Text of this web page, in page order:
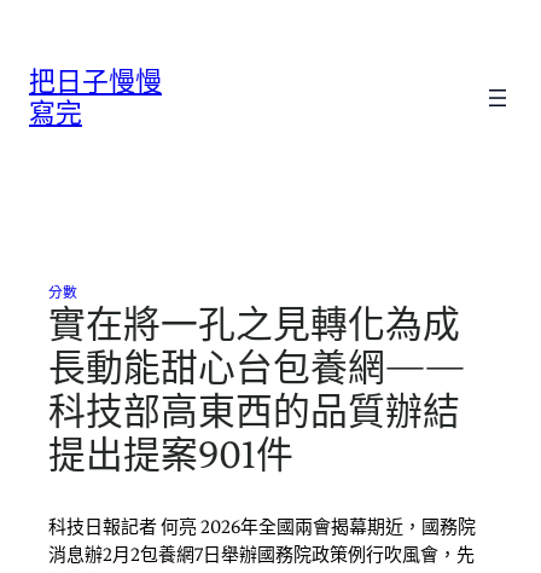
把日子慢慢
寫完
分數
實在將一孔之見轉化為成
長動能甜心台包養網——
科技部高東西的品質辦結
提出提案901件
科技日報記者 何亮 2026年全國兩會揭幕期近，國務院
消息辦2月2包養網7日舉辦國務院政策例行吹風會，先